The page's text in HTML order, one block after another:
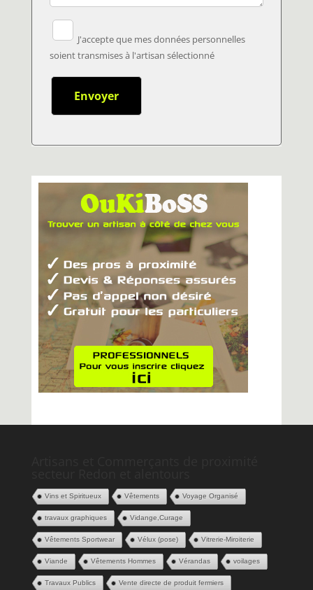
J'accepte que mes données personnelles
soient transmises à l'artisan sélectionné
Vins et Spiritueux Vêtements Voyage Organisé
travaux graphiques Vidange,Curage
Vêtements Sportwear Vélux (pose) Vitrerie-Miroiterie
Viande Vêtements Hommes Vérandas voilages
Travaux Publics Vente directe de produit fermiers